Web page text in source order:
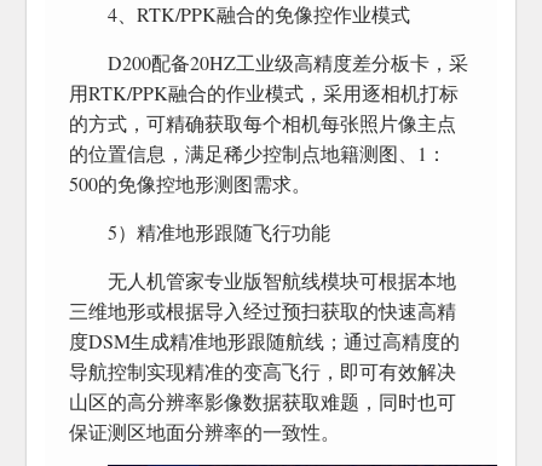
4、RTK/PPK融合的免像控作业模式
D200配备20HZ工业级高精度差分板卡，采
用RTK/PPK融合的作业模式，采用逐相机打标
的方式，可精确获取每个相机每张照片像主点
的位置信息，满足稀少控制点地籍测图、1：
500的免像控地形测图需求。
5）精准地形跟随飞行功能
无人机管家专业版智航线模块可根据本地
三维地形或根据导入经过预扫获取的快速高精
度DSM生成精准地形跟随航线；通过高精度的
导航控制实现精准的变高飞行，即可有效解决
山区的高分辨率影像数据获取难题，同时也可
保证测区地面分辨率的一致性。